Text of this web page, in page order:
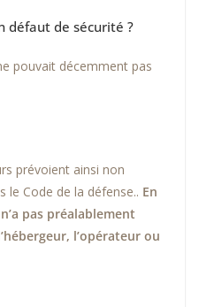
défaut de sécurité ?
pouvait décemment pas
prévoient ainsi non
le Code de la défense.. En
pas préalablement
l’opérateur ou